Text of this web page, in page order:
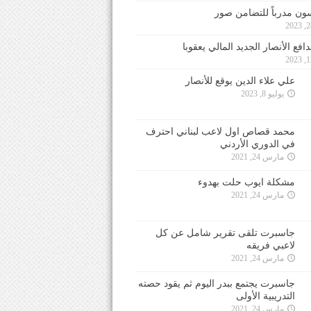
مدرباً للتضامن صور
الأنصار الجديد المالي يعقوبا
علي علاء الدين يوقع للأنصار
يوليو 8, 2023
محمد قصاص اول لاعب لبناني احترف
في الدوري الأردني
مارس 24, 2021
مشكلة ايوب حلت بهدوء
مارس 24, 2021
جاسبرت تلقى تقرير شامل عن كل
لاعبي فريقه
مارس 24, 2021
جاسبرت يجتمع ببدر اليوم ثم يقود حصته
التدريبية الأولى
مارس 24, 2021